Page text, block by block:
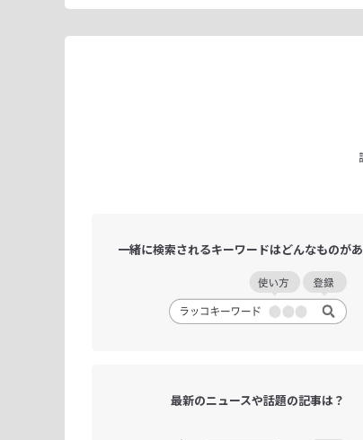
一緒に検索されるキーワードはどんなものが
最新のニュースや話題の記事は？